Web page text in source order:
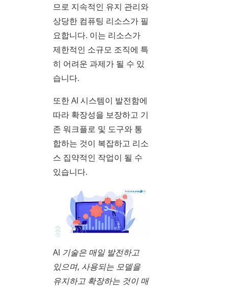
므로 지속적인 유지 관리와
상당한 컴퓨팅 리소스가 필
요합니다. 이는 리소스가
제한적인 소규모 조직에 특
히 어려운 과제가 될 수 있
습니다.
또한 AI 시스템이 발전함에
따라 확장성을 보장하고 기
존 워크플로 및 도구와 통
합하는 것이 복잡하고 리소
스 집약적인 작업이 될 수
있습니다.
AI 기술은 매일 발전하고
있으며, 사용되는 모델을
유지하고 확장하는 것이 매